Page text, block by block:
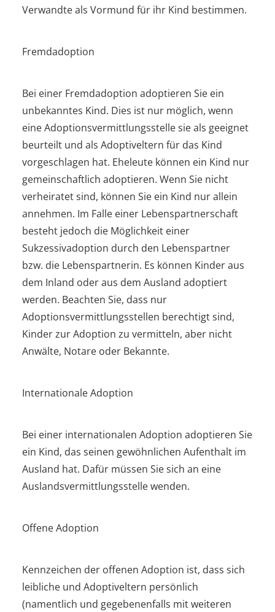
Verwandte als Vormund für ihr Kind bestimmen.
Fremdadoption
Bei einer Fremdadoption adoptieren Sie ein
unbekanntes Kind. Dies ist nur möglich, wenn
eine Adoptionsvermittlungsstelle sie als geeignet
beurteilt und als Adoptiveltern für das Kind
vorgeschlagen hat. Eheleute können ein Kind nur
gemeinschaftlich adoptieren. Wenn Sie nicht
verheiratet sind, können Sie ein Kind nur allein
annehmen. Im Falle einer Lebenspartnerschaft
besteht jedoch die Möglichkeit einer
Sukzessivadoption durch den Lebenspartner
bzw. die Lebenspartnerin. Es können Kinder aus
dem Inland oder aus dem Ausland adoptiert
werden. Beachten Sie, dass nur
Adoptionsvermittlungsstellen berechtigt sind,
Kinder zur Adoption zu vermitteln, aber nicht
Anwälte, Notare oder Bekannte.
Internationale Adoption
Bei einer internationalen Adoption adoptieren Sie
ein Kind, das seinen gewöhnlichen Aufenthalt im
Ausland hat. Dafür müssen Sie sich an eine
Auslandsvermittlungsstelle wenden.
Offene Adoption
Kennzeichen der offenen Adoption ist, dass sich
leibliche und Adoptiveltern persönlich
(namentlich und gegebenenfalls mit weiteren